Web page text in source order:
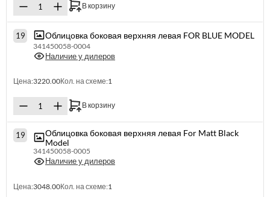
В корзину
19 Облицовка боковая верхняя левая FOR BLUE MODEL
341450058-0004
Наличие у дилеров
Цена:3220.00Кол. на схеме:1
В корзину
19
Облицовка боковая верхняя левая For Matt Black
Model
341450058-0005
Наличие у дилеров
Цена:3048.00Кол. на схеме:1